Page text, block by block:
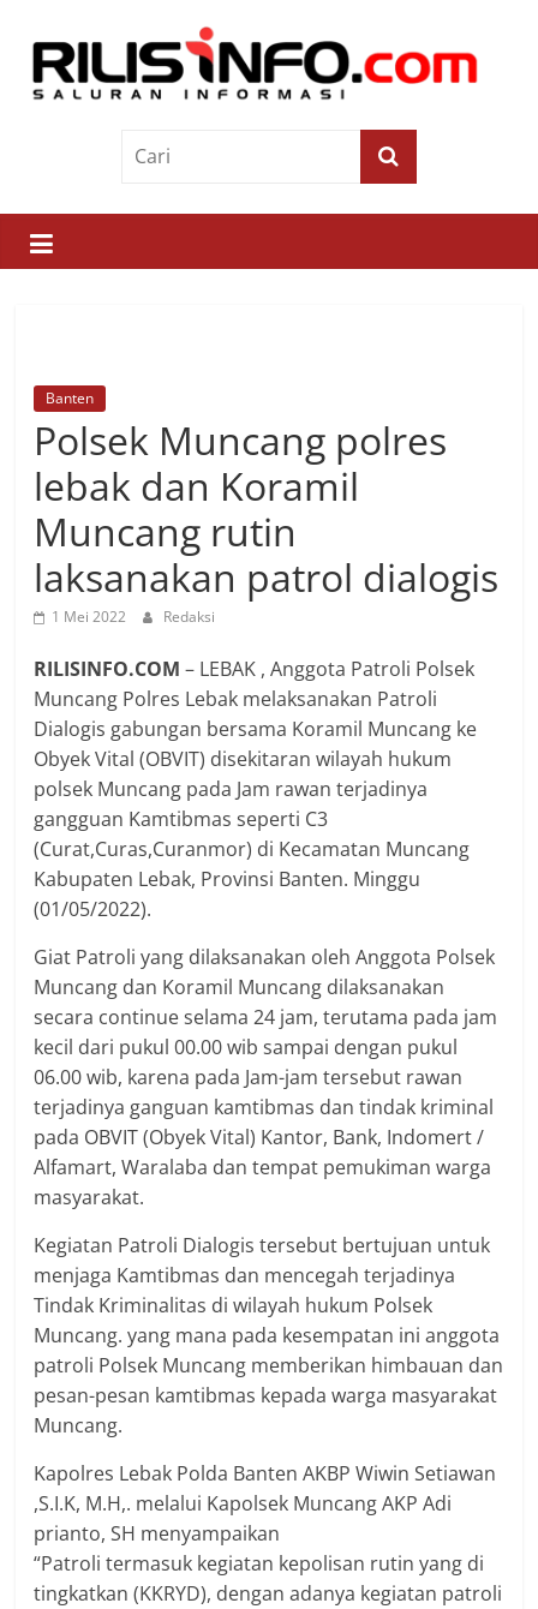
contentRilis
Saluran
Informasi
Banten
Polsek Muncang polres
lebak dan Koramil
Muncang rutin
laksanakan patrol dialogis
1 Mei 2022 Redaksi
RILISINFO.COM – LEBAK , Anggota Patroli Polsek
Muncang Polres Lebak melaksanakan Patroli
Dialogis gabungan bersama Koramil Muncang ke
Obyek Vital (OBVIT) disekitaran wilayah hukum
polsek Muncang pada Jam rawan terjadinya
gangguan Kamtibmas seperti C3
(Curat,Curas,Curanmor) di Kecamatan Muncang
Kabupaten Lebak, Provinsi Banten. Minggu
(01/05/2022).
Giat Patroli yang dilaksanakan oleh Anggota Polsek
Muncang dan Koramil Muncang dilaksanakan
secara continue selama 24 jam, terutama pada jam
kecil dari pukul 00.00 wib sampai dengan pukul
06.00 wib, karena pada Jam-jam tersebut rawan
terjadinya ganguan kamtibmas dan tindak kriminal
pada OBVIT (Obyek Vital) Kantor, Bank, Indomert /
Alfamart, Waralaba dan tempat pemukiman warga
masyarakat.
Kegiatan Patroli Dialogis tersebut bertujuan untuk
menjaga Kamtibmas dan mencegah terjadinya
Tindak Kriminalitas di wilayah hukum Polsek
Muncang. yang mana pada kesempatan ini anggota
patroli Polsek Muncang memberikan himbauan dan
pesan-pesan kamtibmas kepada warga masyarakat
Muncang.
Kapolres Lebak Polda Banten AKBP Wiwin Setiawan
,S.I.K, M.H,. melalui Kapolsek Muncang AKP Adi
prianto, SH menyampaikan
“Patroli termasuk kegiatan kepolisan rutin yang di
tingkatkan (KKRYD), dengan adanya kegiatan patroli